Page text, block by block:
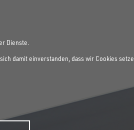
Dienste.
damit einverstanden, dass wir Cookies